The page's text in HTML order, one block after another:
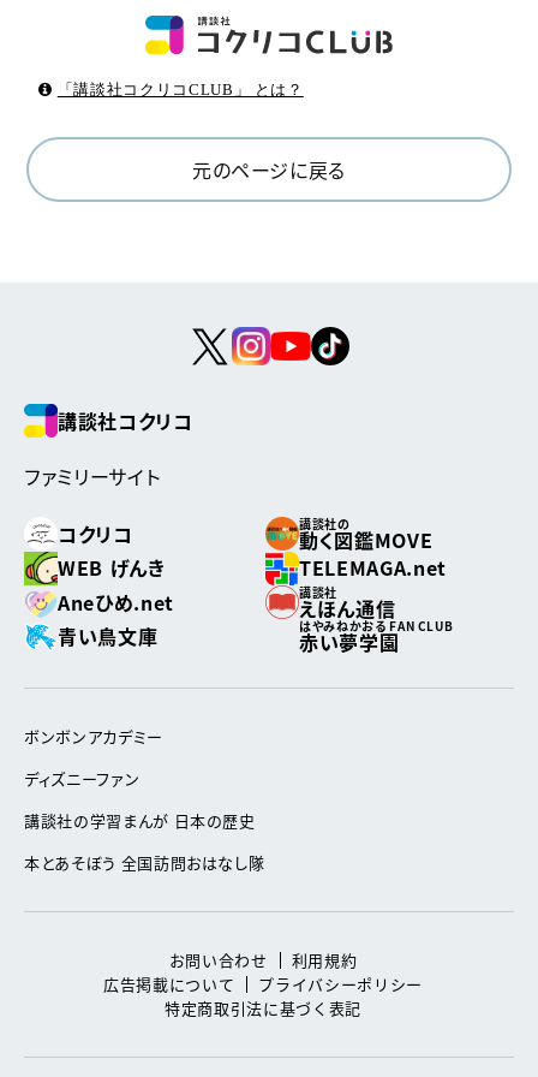
「講談社コクリコCLUB」 とは？
元のページに戻る
講談社コクリコ
ファミリーサイト
コクリコ
講談社の
動く図鑑MOVE
WEB げんき
TELEMAGA.net
Aneひめ.net
講談社
えほん通信
青い鳥文庫
はやみねかおる FAN CLUB
赤い夢学園
ボンボンアカデミー
ディズニーファン
講談社の学習まんが 日本の歴史
本とあそぼう 全国訪問おはなし隊
お問い合わせ
利用規約
広告掲載について
プライバシーポリシー
特定商取引法に基づく表記